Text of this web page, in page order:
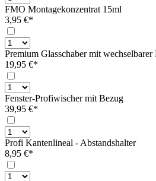
FMO Montagekonzentrat 15ml
3,95 €*
Premium Glasschaber mit
19,95 €*
Fenster-Profiwischer mit Bezug
39,95 €*
Profi Kantenlineal - Abstandshalter
8,95 €*